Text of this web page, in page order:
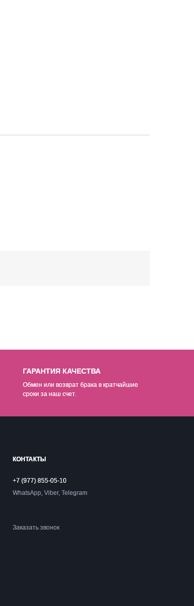
ГАРАНТИЯ КАЧЕСТВА
Обмен или возврат брака в кратчайшие
сроки за наш счет.
КОНТАКТЫ
+7 (977) 855-05-10
WhatsApp, Viber, Telegram
Заказать звонок